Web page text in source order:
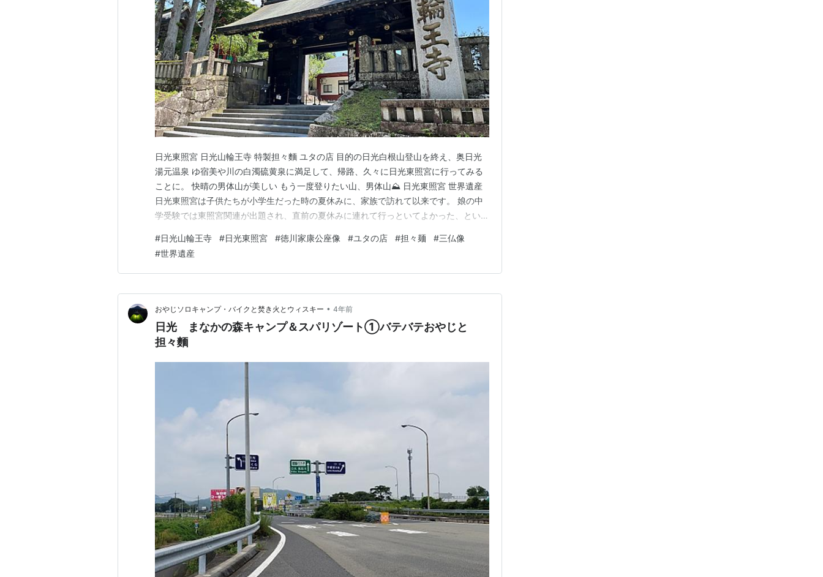
日光東照宮 日光山輪王寺 特製担々麵 ユタの店 目的の日光白根山登山を終え、奥日光
湯元温泉 ゆ宿美や川の白濁硫黄泉に満足して、帰路、久々に日光東照宮に行ってみる
ことに。 快晴の男体山が美しい もう一度登りたい山、男体山⛰ 日光東照宮 世界遺産
日光東照宮は子供たちが小学生だった時の夏休みに、家族で訪れて以来です。 娘の中
学受験では東照宮関連が出題され、直前の夏休みに連れて行っといてよかった、という
ト売り場が長蛇の列だったので、気持ちが萎えて、東照宮はあっさりあきらめる😅 人
が少ない＆拝観料を自動販売機でカードで購入…
#日光山輪王寺 #日光東照宮 #徳川家康公座像 #ユタの店 #担々麺 #三仏像
#世界遺産
おやじソロキャンプ・バイクと焚き火とウィスキー • 4年前
日光 まなかの森キャンプ＆スパリゾート①バテバテおやじと
担々麵